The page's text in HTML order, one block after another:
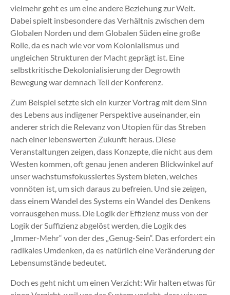
vielmehr geht es um eine andere Beziehung zur Welt.
Dabei spielt insbesondere das Verhältnis zwischen dem
Globalen Norden und dem Globalen Süden eine große
Rolle, da es nach wie vor vom Kolonialismus und
ungleichen Strukturen der Macht geprägt ist. Eine
selbstkritische Dekolonialisierung der Degrowth
Bewegung war demnach Teil der Konferenz.
Zum Beispiel setzte sich ein kurzer Vortrag mit dem Sinn
des Lebens aus indigener Perspektive auseinander, ein
anderer strich die Relevanz von Utopien für das Streben
nach einer lebenswerten Zukunft heraus. Diese
Veranstaltungen zeigen, dass Konzepte, die nicht aus dem
Westen kommen, oft genau jenen anderen Blickwinkel auf
unser wachstumsfokussiertes System bieten, welches
vonnöten ist, um sich daraus zu befreien. Und sie zeigen,
dass einem Wandel des Systems ein Wandel des Denkens
vorrausgehen muss. Die Logik der Effizienz muss von der
Logik der Suffizienz abgelöst werden, die Logik des
„Immer-Mehr“ von der des „Genug-Sein“. Das erfordert ein
radikales Umdenken, da es natürlich eine Veränderung der
Lebensumstände bedeutet.
Doch es geht nicht um einen Verzicht: Wir halten etwas für